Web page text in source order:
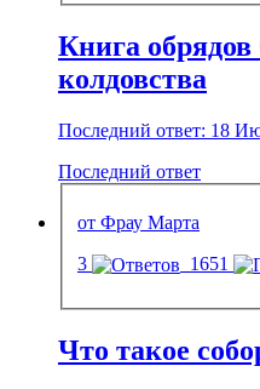
Книга обрядов
колдовства
Последний ответ: 18
Последний ответ
от Фрау Марта
3
1651
Что такое